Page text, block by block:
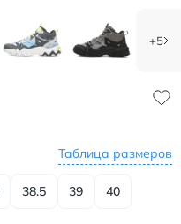
+5
Таблица размеров
38.5 39 40